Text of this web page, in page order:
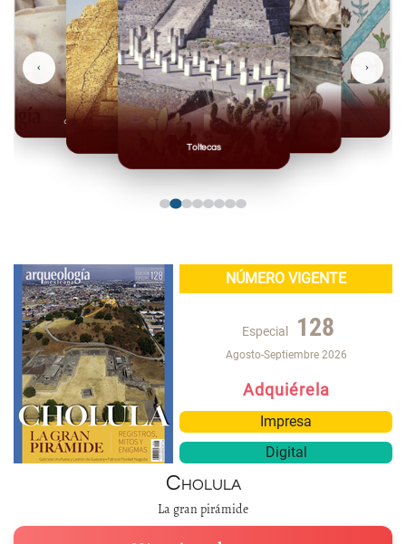
Toltecas
Olmecas
‹ ›
NÚMERO VIGENTE
Especial 128
Agosto-Septiembre 2026
Adquiérela
Impresa
Digital
Cholula
La gran pirámide